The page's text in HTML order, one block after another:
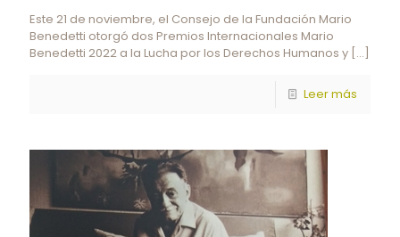
Este 21 de noviembre, el Consejo de la Fundación Mario
Benedetti otorgó dos Premios Internacionales Mario
Benedetti 2022 a la Lucha por los Derechos Humanos y […]
Leer más